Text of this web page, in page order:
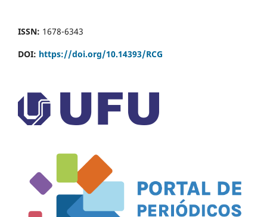
ISSN: 1678-6343
DOI: https://doi.org/10.14393/RCG